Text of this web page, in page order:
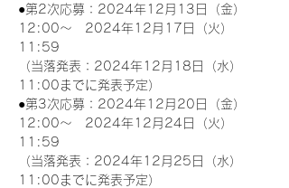
●第2次応募：2024年12月13日（金）
12:00～　2024年12月17日（火）
11:59
（当落発表：2024年12月18日（水）
11:00までに発表予定）
●第3次応募：2024年12月20日（金）
12:00～　2024年12月24日（火）
11:59
（当落発表：2024年12月25日（水）
11:00までに発表予定）